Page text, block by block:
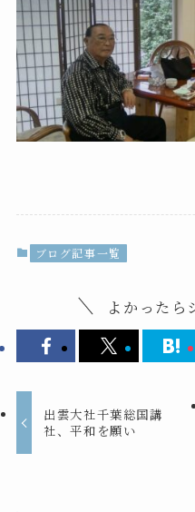
ブログ記事一覧
よかったら
出雲大社千葉総国講
社、平和を願い